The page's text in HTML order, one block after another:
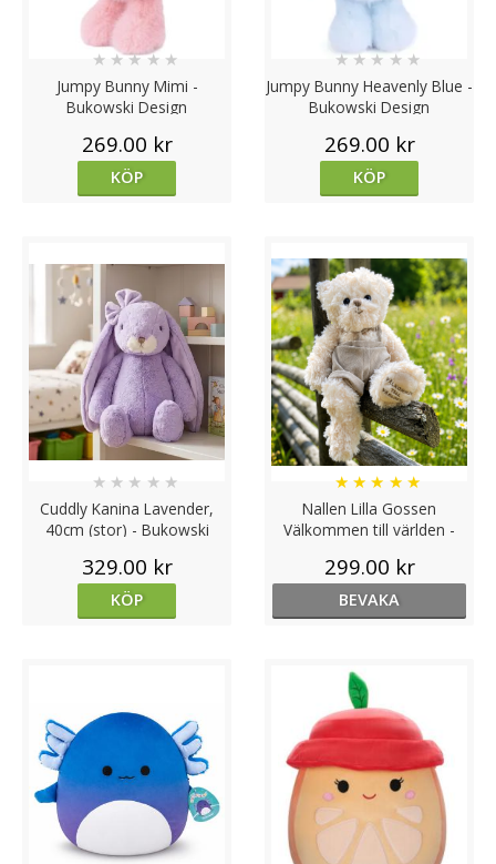
Jumpy Bunny Mimi -
Bukowski Design
★ ★★★ ★
269.00 kr
KÖP
Jumpy Bunny Heavenly Blue -
Bukowski Design
★★★★ ★
269.00 kr
KÖP
Cuddly Kanina Lavender,
40cm (stor) - Bukowski
★ ★ ★ ★ ★
329.00 kr
KÖP
Nallen Lilla Gossen
Välkommen till världen -
★ ★ ★ ★ ★
299.00 kr
BEVAKA